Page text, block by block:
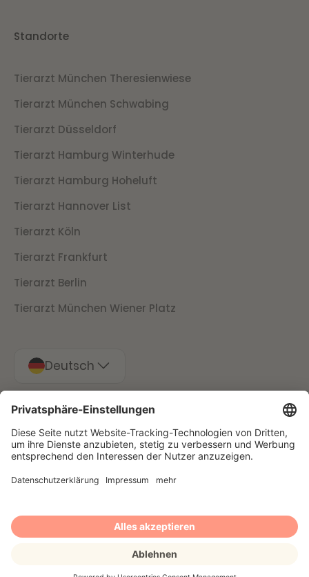
Standorte
Tierarzt München Theresienwiese
Tierarzt München Schwabing
Tierarzt Düsseldorf
Tierarzt Hamburg Winterhude
Tierarzt Hamburg Hoheluft
Tierarzt Hannover List
Tierarzt Köln
Tierarzt Frankfurt
Tierarzt Berlin
Tierarzt München Wiener Platz
Deutsch
ImpressumDatenschutzStornierungsbedingungen